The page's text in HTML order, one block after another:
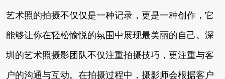
艺术照的拍摄不仅仅是一种记录，更是一种创作，它
能够让你在轻松愉悦的氛围中展现最美丽的自己。深
圳的艺术照摄影团队不仅注重拍摄技巧，更注重与客
户的沟通与互动。在拍摄过程中，摄影师会根据客户